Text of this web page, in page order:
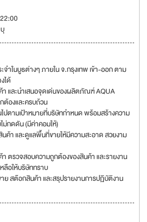
จำในบูธต่างๆ ภายใน จ.กรุงเทพ เข้า-ออก ตาม
ได้
า และนำเสนอจุดเด่นของผลิตภัณฑ์ AQUA
ต้องและครบถ้วน
ปตามเป้าหมายที่บริษัทกำหนด พร้อมสร้างความ
ม่กดดัน (มีค่าคอมให้)
นค้า และดูแลพื้นที่ขายให้มีความสะอาด สวยงาม
ตรวจสอบความถูกต้องของสินค้า และรายงาน
ลือให้บริษัททราบ
ย สต๊อกสินค้า และสรุปรายงานการปฏิบัติงาน